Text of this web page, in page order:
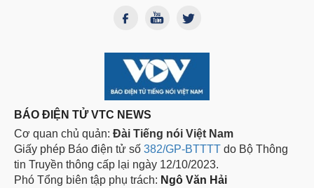
BÁO ĐIỆN TỬ VTC NEWS
Cơ quan chủ quản: Đài Tiếng nói Việt Nam
Giấy phép Báo điện tử số 382/GP-BTTTT do Bộ Thông
tin Truyền thông cấp lại ngày 12/10/2023.
Phó Tổng biên tập phụ trách: Ngô Văn Hải